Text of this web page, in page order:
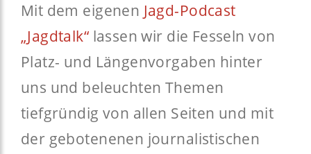
Mit dem eigenen Jagd-Podcast
„Jagdtalk“ lassen wir die Fesseln von
Platz- und Längenvorgaben hinter
uns und beleuchten Themen
tiefgründig von allen Seiten und mit
der gebotenenen journalistischen